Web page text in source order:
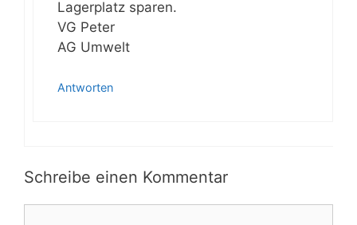
Lagerplatz sparen.
VG Peter
AG Umwelt
Antworten
Schreibe einen Kommentar